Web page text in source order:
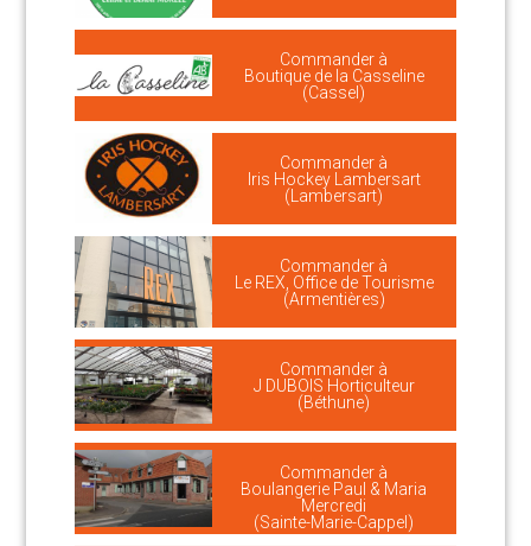
Commander à
Boutique de la Casseline
(Cassel)
Commander à
Iris Hockey Lambersart
(Lambersart)
Commander à
Le REX, Office de Tourisme
(Armentières)
Commander à
J DUBOIS Horticulteur
(Béthune)
Commander à
Boulangerie Paul & Maria
Mercredi
(Sainte-Marie-Cappel)